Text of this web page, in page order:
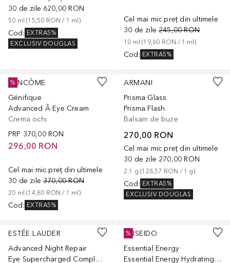
30 de zile 620,00 RON
50 ml (15,50 RON / 1 ml )
Cod : EXTRA5%
EXCLUSIV DOUGLAS
Cel mai mic preț din ultimele
30 de zile 245,00 RON
10 ml (19,60 RON / 1 ml )
Cod : EXTRA5%
LANCÔME
Génifique
Advanced Â Eye Cream
Crema ochi
PRP 370,00 RON
296,00 RON
Cel mai mic preț din ultimele
30 de zile 370,00 RON
20 ml (14,80 RON / 1 ml )
Cod : EXTRA5%
%
ARMANI
Prisma Glass
Prisma Flash
Balsam de buze
270,00 RON
Cel mai mic preț din ultimele
30 de zile 270,00 RON
2.1 g (128,57 RON / 1 g)
Cod : EXTRA5%
EXCLUSIV DOUGLAS
+12
ESTÉE LAUDER
Advanced Night Repair
Eye Supercharged Complex S
SHISEIDO
Essential Energy
Essential Energy Hydrating Day Cream SPF 20
%